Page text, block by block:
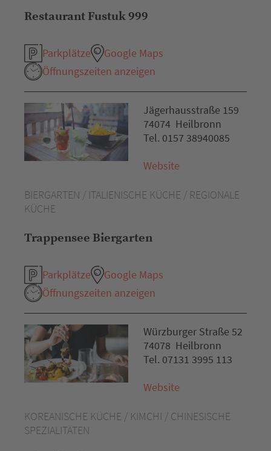
Restaurant Fustuk 999
Parkplätze
Google Maps
Öffnungszeiten anzeigen
BIERGARTEN / ITALIENISCHE KÜCHE / REGIONALE
KÜCHE
Trappensee Biergarten
Parkplätze
Google Maps
Öffnungszeiten anzeigen
Jägerhausstraße 159
74074 Heilbronn
Tel. 0157 38940085
Website
KOREANISCHE KÜCHE / KIMCHI / CHINESISCHE
SPEZIALITÄTEN
Würzburger Straße 52
74078 Heilbronn
Tel. 07131 3995 113
Website